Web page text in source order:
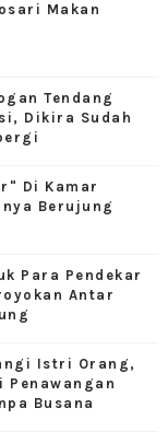
Makan
Tendang
Dikira Sudah
Di Kamar
Berujung
Para Pendekar
Antar
Istri Orang,
Penawangan
Busana